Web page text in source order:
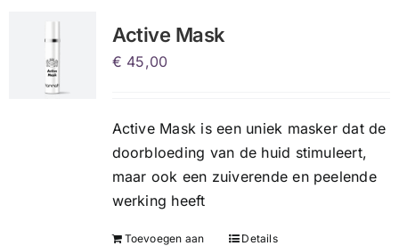
Active Mask
€ 45,00
Active Mask is een uniek masker dat de
doorbloeding van de huid stimuleert,
maar ook een zuiverende en peelende
werking heeft
Toevoegen aan
Details